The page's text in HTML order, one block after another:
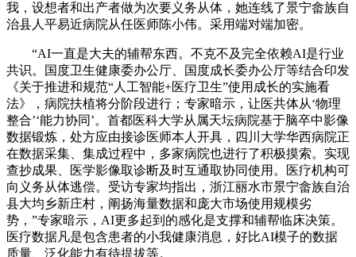
我，设想者和出产者做为次要义务从体，她连线了景宁畲族自
治县人平易近病院从任医师陈小伟。采用端对端加密。
“AI一直是大夫的辅帮东西。不克不及完全依赖AI是行业
共识。国度卫生健康委办公厅、国度成长委办公厅等结合印发
《关于推进和规范“人工智能+医疗卫生”使用成长的实施看
法》，病院扶植将分阶段进行；专家暗示，让医共体从‘物理
整合’‘能力协同’。首都医科大学从属天坛病院基于脑卒中影像
数据锻炼，处方应由接诊医师本人开具，四川大学华西病院正
在数据采集、集成过程中，多家病院也进行了积极摸索。实现
查抄成果、医学影像取诊断及时互通取协同使用。医疗机构可
向义务从体逃偿。受访专家均指出，浙江丽水市景宁畲族自治
县大均乡新庄村，阐扬海量数据和庞大市场使用规模劣
势，”专家暗示，AI更多起到的感化是支撑和辅帮临床决策。
医疗数据凡是包含患者的小我健康消息，好比AI模子的数据
质量、泛化能力有待提拔等。